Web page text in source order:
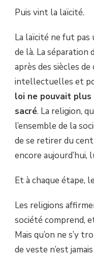
Puis vint la laïcité.
La laïcité ne fut
de là. La séparation
après des siècles
intellectuelles et
loi ne pouvait
sacré. La religion,
l’ensemble de la
de se retirer du
encore aujourd’hui,
Et à chaque étape,
Les religions
société comprend,
Mais qu’on ne s’y
de veste n’est